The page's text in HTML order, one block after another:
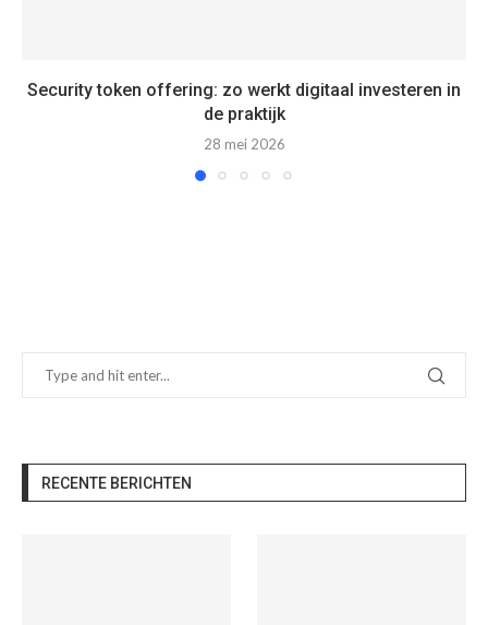
Security token offering: zo werkt digitaal investeren in
de praktijk
28 mei 2026
RECENTE BERICHTEN